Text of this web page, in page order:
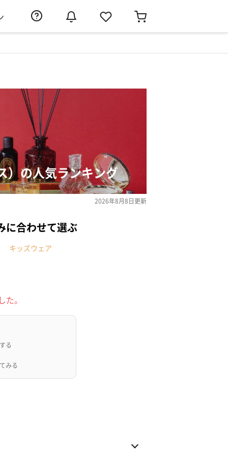
）の人気ランキング
2026年8月8日更新
に合わせて選ぶ
キッズウェア
。
る
みる